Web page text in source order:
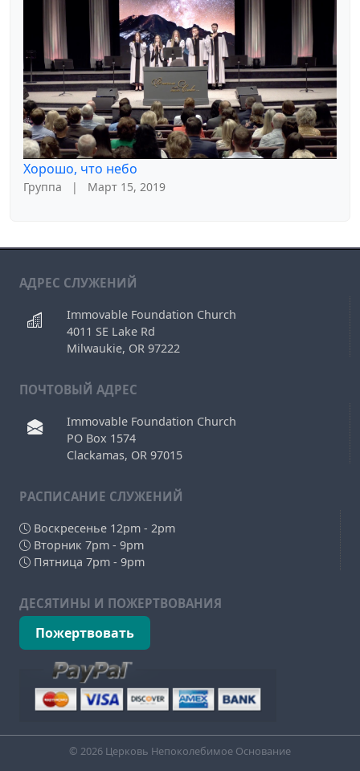
Хорошо, что небо
Группа | Март 15, 2019
АДРЕС СЛУЖЕНИЙ
Immovable Foundation Church
4011 SE Lake Rd
Milwaukie, OR 97222
ПОЧТОВЫЙ АДРЕС
Immovable Foundation Church
PO Box 1574
Clackamas, OR 97015
РAСПИСАНИЕ СЛУЖЕНИЙ
Воскресенье 12pm - 2pm
Вторник 7pm - 9pm
Пятница 7pm - 9pm
ДЕСЯТИНЫ И ПОЖЕРТВОВАНИЯ
Пожертвовать
© 2026 Церковь Непоколебимое Основание